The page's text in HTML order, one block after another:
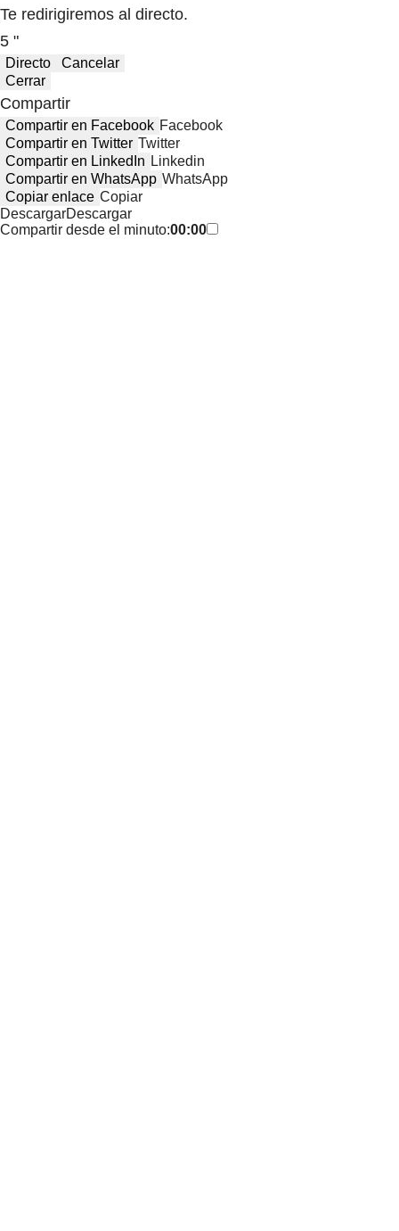
Te redirigiremos al directo.
5 "
Directo
Cancelar
Cerrar
Compartir
Compartir en Facebook Facebook
Compartir en Twitter Twitter
Compartir en LinkedIn Linkedin
Compartir en WhatsApp WhatsApp
Copiar enlace Copiar
DescargarDescargar
Compartir desde el minuto:00:00